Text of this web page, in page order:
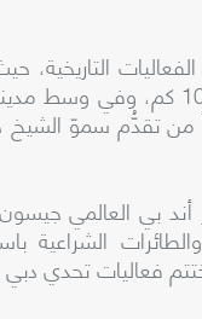
للجري ختاماً مثالياً لتحدي دبي للياقة
بي العالمي جيسون